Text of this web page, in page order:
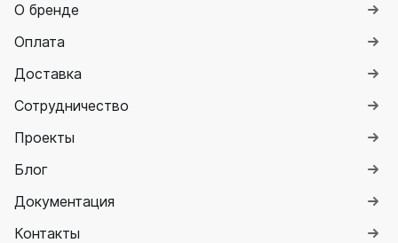
О бренде
Оплата
Доставка
Сотрудничество
Проекты
Блог
Документация
Контакты